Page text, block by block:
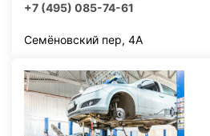
+7 (495) 085-74-61
Семёновский пер, 4А